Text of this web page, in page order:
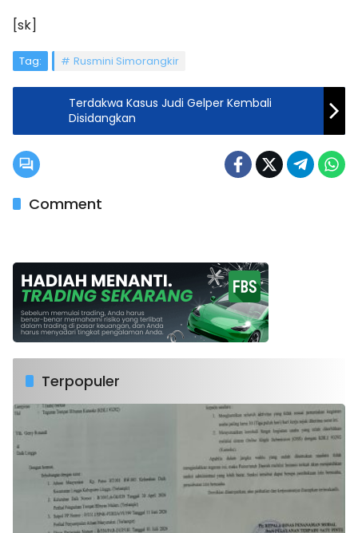
[sk]
Tag: Rusmini Simorangkir
Terdakwa Kasus Judi Gelper Kembali
Disidangkan
Comment
Terpopuler